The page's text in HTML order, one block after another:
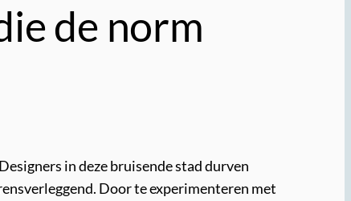
de norm
in deze bruisende stad durven
Door te experimenteren met